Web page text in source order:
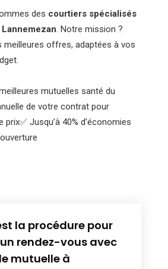
des courtiers spécialisés
. Notre mission ?
meilleures offres, adaptées à vos
mutuelles santé du
de votre contrat pour
prix✅ Jusqu’à 40% d’économies
la procédure pour
rendez-vous avec
mutuelle à